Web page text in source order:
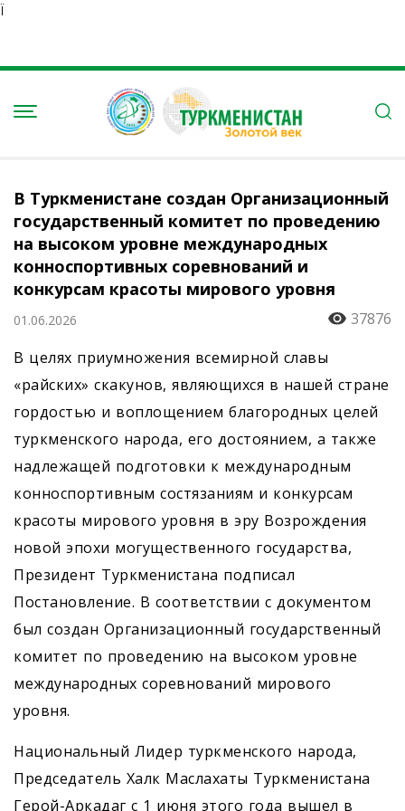
Ï
В Туркменистане создан Организационный
государственный комитет по проведению
на высоком уровне международных
конноспортивных соревнований и
конкурсам красоты мирового уровня
01.06.2026
37876
В целях приумножения всемирной славы
«райских» скакунов, являющихся в нашей стране
гордостью и воплощением благородных целей
туркменского народа, его достоянием, а также
надлежащей подготовки к международным
конноспортивным состязаниям и конкурсам
красоты мирового уровня в эру Возрождения
новой эпохи могущественного государства,
Президент Туркменистана подписал
Постановление. В соответствии с документом
был создан Организационный государственный
комитет по проведению на высоком уровне
международных соревнований мирового
уровня.
Национальный Лидер туркменского народа,
Председатель Халк Маслахаты Туркменистана
Герой-Аркадаг с 1 июня этого года вышел в